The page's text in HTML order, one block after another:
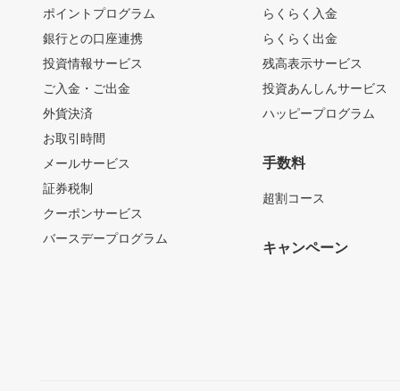
ポイントプログラム
銀行との口座連携
投資情報サービス
ご入金・ご出金
外貨決済
お取引時間
メールサービス
証券税制
クーポンサービス
バースデープログラム
らくらく入金
らくらく出金
残高表示サービス
投資あんしんサービス
ハッピープログラム
手数料
超割コース
キャンペーン